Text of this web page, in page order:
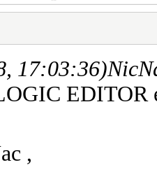
17:03:36)
EDITOR
,